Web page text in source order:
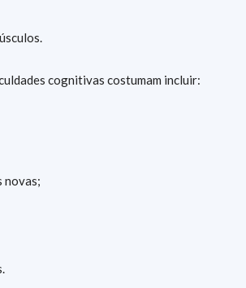
cognitivas costumam incluir:
novas;